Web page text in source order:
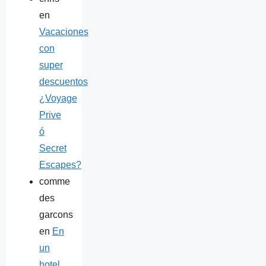
en
Vacaciones
con
super
descuentos
¿Voyage
Prive
ó
Secret
Escapes?
comme
des
garcons
en En
un